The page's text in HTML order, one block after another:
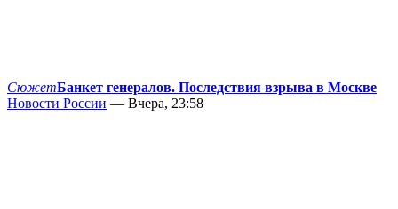
СюжетБанкет генералов. Последствия взрыва в Москве
Новости России — Вчера, 23:58